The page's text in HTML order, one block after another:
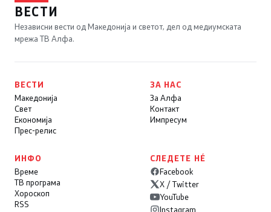
ВЕСТИ
Независни вести од Македонија и светот, дел од медиумската
мрежа ТВ Алфа.
ВЕСТИ
Македонија
Свет
Економија
Прес-релис
ЗА НАС
За Алфа
Контакт
Импресум
ИНФО
Време
ТВ програма
Хороскоп
RSS
СЛЕДЕТЕ НÉ
Facebook
X / Twitter
YouTube
Instagram